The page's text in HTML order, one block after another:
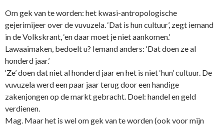
Om gek van te worden: het kwasi-antropologische
gejerimijeer over de vuvuzela. ‘Dat is hun cultuur’, zegt iemand
in de Volkskrant, ‘en daar moet je niet aankomen.’
Lawaaimaken, bedoelt u? Iemand anders: ‘Dat doen ze al
honderd jaar.’
‘Ze’ doen dat niet al honderd jaar en het is niet ‘hun’ cultuur. De
vuvuzela werd een paar jaar terug door een handige
zakenjongen op de markt gebracht. Doel: handel en geld
verdienen.
Mag. Maar het is wel om gek van te worden (ook voor mijn